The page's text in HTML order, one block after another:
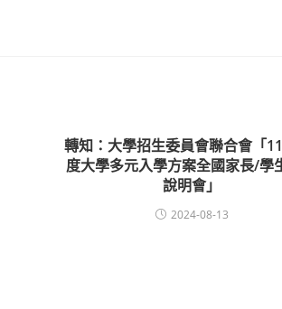
轉知：大學招生委員會聯合會「
度大學多元入學方案全國家長/學
說明會」
2024-08-13